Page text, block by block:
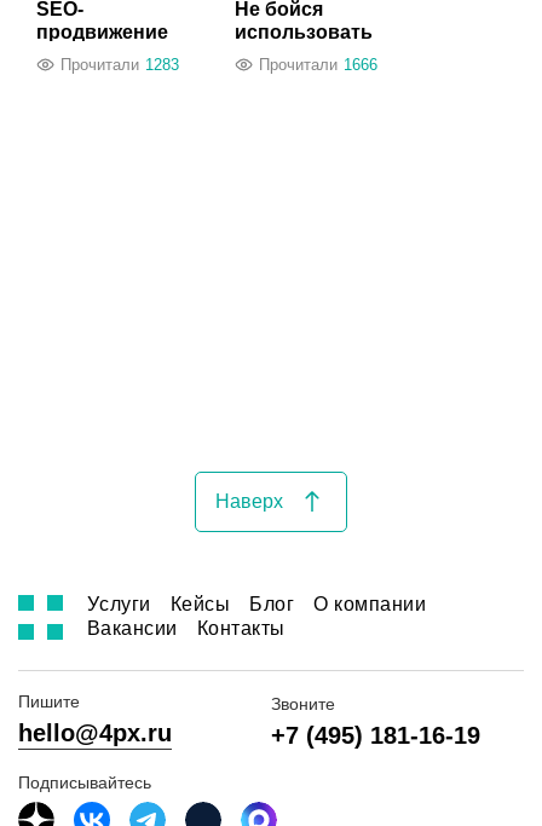
SEO-
продвижение
сайтаПрочитали 1283
Не бойся
использовать
мемы в PR-
кампаниях
Прочитали 1666
Наверх
Услуги Кейсы Блог
О компании
Вакансии
Контакты
Пишите
hello@4px.ru
Звоните
+7 (495) 181-16-19
Подписывайтесь